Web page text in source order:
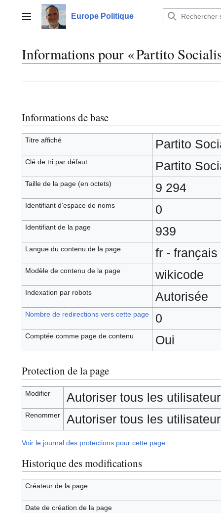
contenuMenu principalEurope Politique
Informations pour « Partito
Informations de base
Titre affiché Partito
Clé de tri par défaut Partito
Taille de la page (en octets) 9 294
Identifiant dʼespace de noms 0
Identifiant de la page 939
Langue du contenu de la page fr - français
Modèle de contenu de la page wikicode
Indexation par robots Autorisée
Nombre de redirections vers cette page 0
Comptée comme page de contenu Oui
Protection de la page
Modifier Autoriser tous les
Renommer Autoriser tous les
Voir le journal des protections pour cette page.
Historique des modifications
Créateur de la page
Date de création de la page